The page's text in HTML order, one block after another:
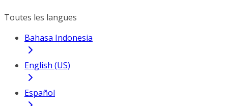
Toutes les langues
Bahasa Indonesia
English (US)
Español